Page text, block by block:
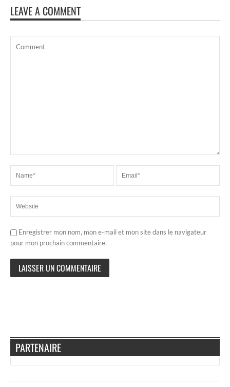
LEAVE A COMMENT
Enregistrer mon nom, mon e-mail et mon site dans le navigateur
pour mon prochain commentaire.
PARTENAIRE